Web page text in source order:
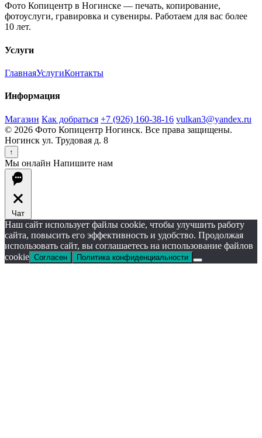
Фото Копицентр в Ногинске — печать, копирование,
фотоуслуги, гравировка и сувениры. Работаем для вас более
10 лет.
Услуги
ГлавнаяУслугиКонтакты
Информация
Магазин Как добраться +7 (926) 160-38-16 vulkan3@yandex.ru
© 2026 Фото Копицентр Ногинск. Все права защищены.
Ногинск ул. Трудовая д. 8
↑
Мы онлайн Напишите нам
Чат
Наш сайт использует файлы cookie, чтобы улучшить работу
сайта, повысить его эффективность и удобство. Продолжая
использовать сайт, вы соглашаетесь на использование файлов
cookie Согласен Политика конфиденциальности